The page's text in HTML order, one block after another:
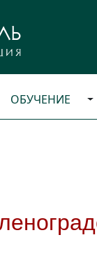
ОБУЧЕНИЕ